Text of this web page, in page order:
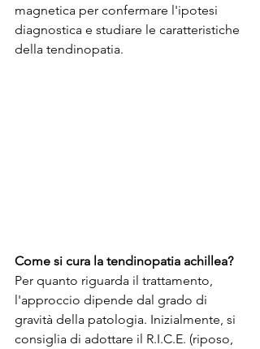
magnetica per confermare l'ipotesi
diagnostica e studiare le caratteristiche
della tendinopatia.
Come si cura la tendinopatia achillea?
Per quanto riguarda il trattamento,
l'approccio dipende dal grado di
gravità della patologia. Inizialmente, si
consiglia di adottare il R.I.C.E. (riposo,